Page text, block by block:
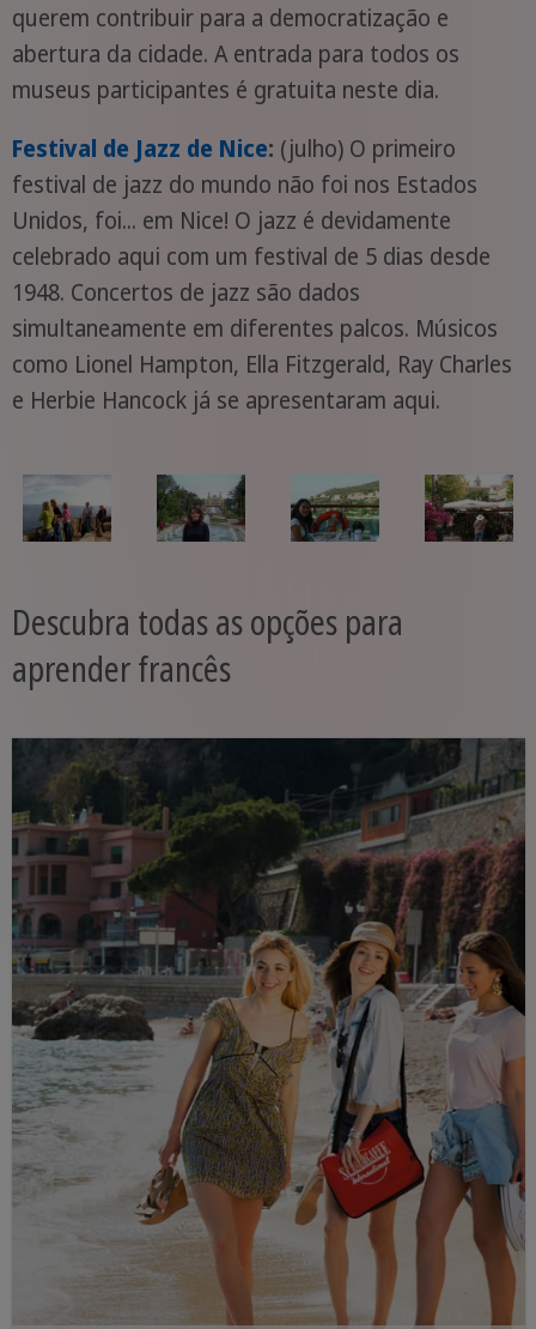
querem contribuir para a democratização e
abertura da cidade. A entrada para todos os
museus participantes é gratuita neste dia.
Festival de Jazz de Nice: (julho) O primeiro
festival de jazz do mundo não foi nos Estados
Unidos, foi... em Nice! O jazz é devidamente
celebrado aqui com um festival de 5 dias desde
1948. Concertos de jazz são dados
simultaneamente em diferentes palcos. Músicos
como Lionel Hampton, Ella Fitzgerald, Ray Charles
e Herbie Hancock já se apresentaram aqui.
Descubra todas as opções para
aprender francês